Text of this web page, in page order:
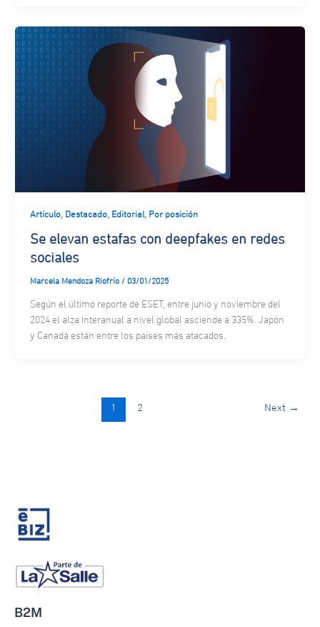
Artículo, Destacado, Editorial, Por posición
Se elevan estafas con deepfakes en redes
sociales
Marcela Mendoza Riofrío / 03/01/2025
Según el último reporte de ESET, entre junio y noviembre del
2024 el alza interanual a nivel global asciende a 335%. Japón
y Canadá están entre los países más atacados.
1 2 Next →
B2M